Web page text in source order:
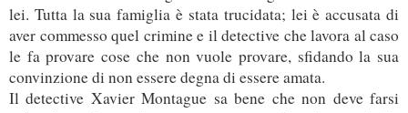
lei. Tutta la sua famiglia è stata trucidata; lei è accusata di
aver commesso quel crimine e il detective che lavora al caso
le fa provare cose che non vuole provare, sfidando la sua
convinzione di non essere degna di essere amata.
Il detective Xavier Montague sa bene che non deve farsi